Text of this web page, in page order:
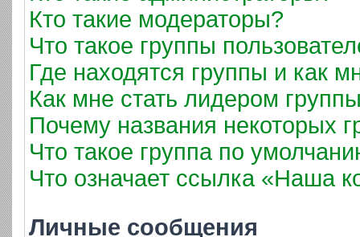
Кто такие модераторы?
Что такое группы
Где находятся группы и как
Как мне стать лидером
Почему названия некоторых
Что такое группа по
Что означает ссылка «Наша
Личные сообщения